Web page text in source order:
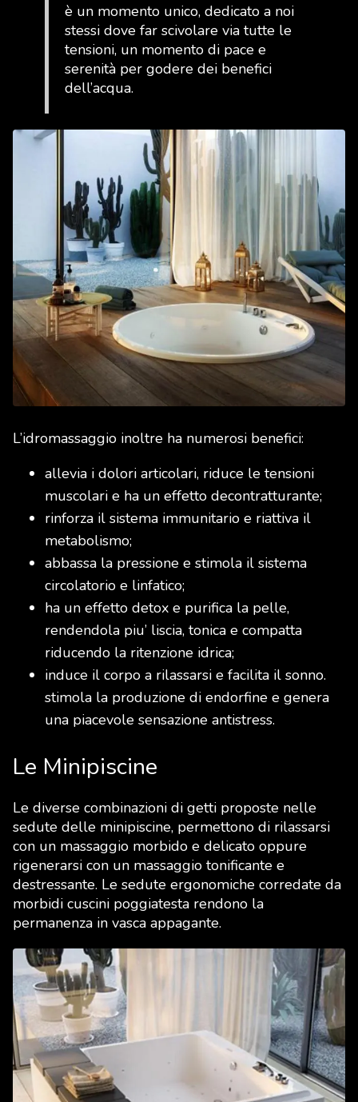
è un momento unico, dedicato a noi
stessi dove far scivolare via tutte le
tensioni, un momento di pace e
serenità per godere dei benefici
dell’acqua.
L’idromassaggio inoltre ha numerosi benefici:
allevia i dolori articolari, riduce le tensioni
muscolari e ha un effetto decontratturante;
rinforza il sistema immunitario e riattiva il
metabolismo;
abbassa la pressione e stimola il sistema
circolatorio e linfatico;
ha un effetto detox e purifica la pelle,
rendendola piu’ liscia, tonica e compatta
riducendo la ritenzione idrica;
induce il corpo a rilassarsi e facilita il sonno.
stimola la produzione di endorfine e genera
una piacevole sensazione antistress.
Le Minipiscine
Le diverse combinazioni di getti proposte nelle
sedute delle minipiscine, permettono di rilassarsi
con un massaggio morbido e delicato oppure
rigenerarsi con un massaggio tonificante e
destressante. Le sedute ergonomiche corredate da
morbidi cuscini poggiatesta rendono la
permanenza in vasca appagante.